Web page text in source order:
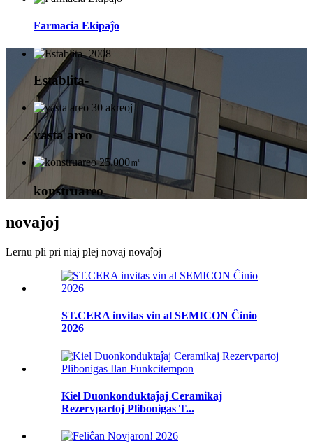
Farmacia Ekipaĵo
2008
Establita-
30 akreoj
vasta areo
25,000㎡
konstruareo
novaĵoj
Lernu pli pri niaj plej novaj novaĵoj
ST.CERA invitas vin al SEMICON Ĉinio
2026
Kiel Duonkonduktaĵaj Ceramikaj
Rezervpartoj Plibonigas T...